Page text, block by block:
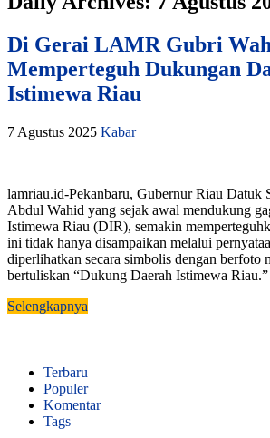
Di Gerai LAMR Gubri
Memperteguh Dukungan
Istimewa Riau
7 Agustus 2025 Kabar
lamriau.id-Pekanbaru, Gubernur Riau Datuk
Abdul Wahid yang sejak awal mendukung
Istimewa Riau (DIR), semakin
ini tidak hanya disampaikan melalui
diperlihatkan secara simbolis dengan berfoto
bertuliskan “Dukung Daerah Istimewa
Selengkapnya
Terbaru
Populer
Komentar
Tags